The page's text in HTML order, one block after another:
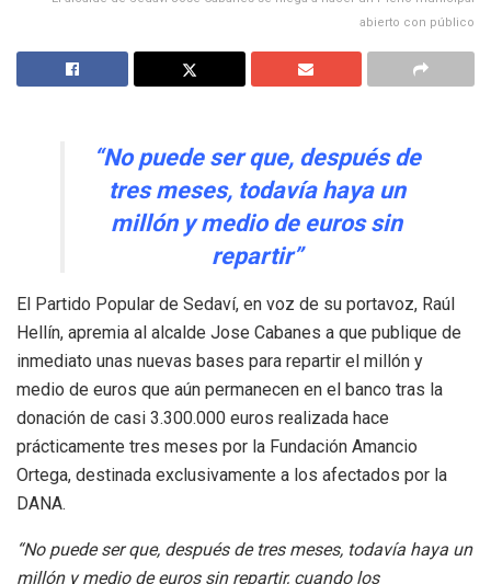
abierto con público
“No puede ser que, después de
tres meses, todavía haya un
millón y medio de euros sin
repartir”
El Partido Popular de Sedaví, en voz de su portavoz, Raúl
Hellín, apremia al alcalde Jose Cabanes a que publique de
inmediato unas nuevas bases para repartir el millón y
medio de euros que aún permanecen en el banco tras la
donación de casi 3.300.000 euros realizada hace
prácticamente tres meses por la Fundación Amancio
Ortega, destinada exclusivamente a los afectados por la
DANA.
“No puede ser que, después de tres meses, todavía haya un
millón y medio de euros sin repartir, cuando los